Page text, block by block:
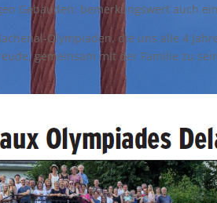
Gebäuden; bemerkungswert auch
Olympiaden, die uns alle 4
gemeinsam mit der Familie zu